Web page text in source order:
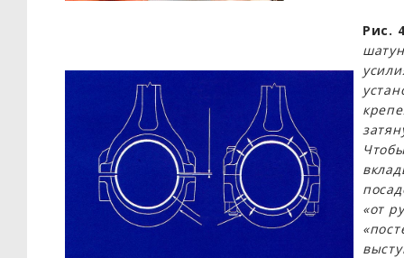
Рис.
«от